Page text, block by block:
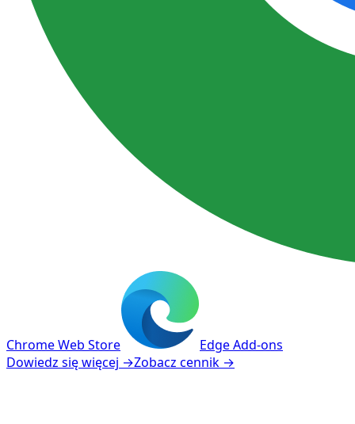
Chrome Web Store
Edge Add-ons
Dowiedz się więcej →Zobacz cennik →